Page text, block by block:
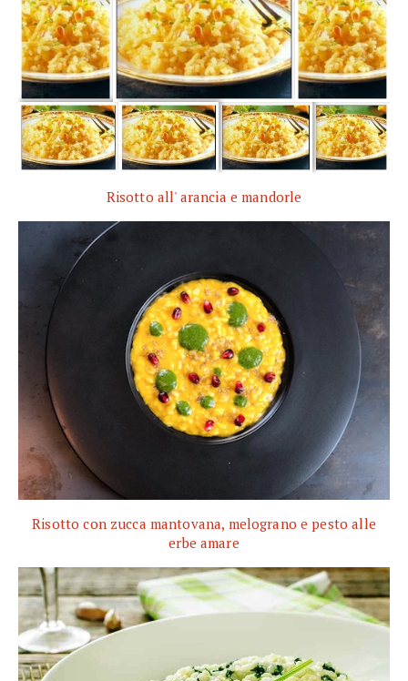
Risotto all' arancia e mandorle
Risotto con zucca mantovana, melograno e pesto alle
erbe amare